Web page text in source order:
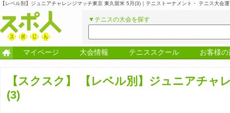
【レベル別】ジュニアチャレンジマッチ東京 東久留米 5月(3)｜テニストーナメント・ テニス大会
▼テニスの大会を探す
マイページ 大会情報 テニススクール お客様の
【スクスク】
【レベル別】ジュニアチャ
(3)